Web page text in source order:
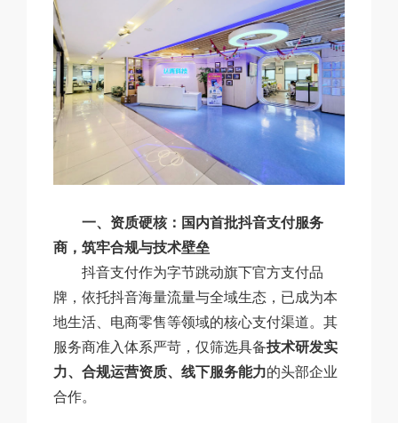
一、资质硬核：国内首批抖音支付服务
商，筑牢合规与技术壁垒
抖音支付作为字节跳动旗下官方支付品
牌，依托抖音海量流量与全域生态，已成为本
地生活、电商零售等领域的核心支付渠道。其
服务商准入体系严苛，仅筛选具备技术研发实
力、合规运营资质、线下服务能力的头部企业
合作。